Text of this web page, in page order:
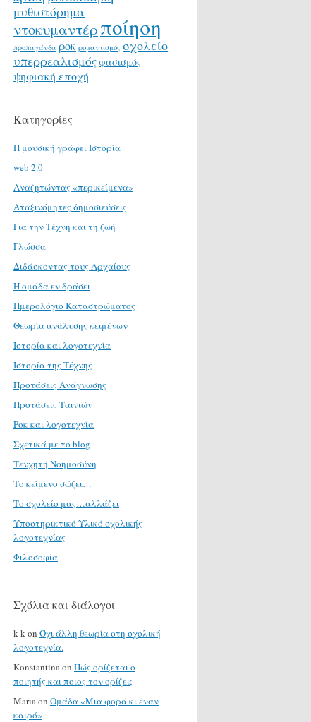
μυθιστόρημα
ντοκυμαντέρποίηση
προπαγάνδα ροκ ρομαντισμός σχολείο
υπερρεαλισμόςφασισμός
ψηφιακή εποχή
Κατηγορίες
H μουσική γράφει Ιστορία
web 2.0
Αναζητώντας «περικείμενα»
Αταξινόμητες δημοσιεύσεις
Για την Τέχνη και τη ζωή
Γλώσσα
Διδάσκοντας τους Αρχαίους
Η ομάδα εν δράσει
Ημερολόγιο Καταστρώματος
Θεωρία ανάλυσης κειμένων
Ιστορία και λογοτεχνία
Ιστορία της Τέχνης
Προτάσεις Ανάγνωσης
Προτάσεις Ταινιών
Ροκ και λογοτεχνία
Σχετικά με το blog
Τενχητή Νοημοσύνη
Το κείμενο σώζει…
Το σχολείο μας…αλλάζει
Υποστηρικτικό Υλικό σχολικής
λογοτεχνίας
Φιλοσοφία
Σχόλια και διάλογοι
k kon Όχι άλλη θεωρία στη σχολική
λογοτεχνία.
Konstantinaon Πώς ορίζεται ο
ποιητής και ποιος τον ορίζει;
Mariaon Ομάδα «Μια φορά κι έναν
καιρό»